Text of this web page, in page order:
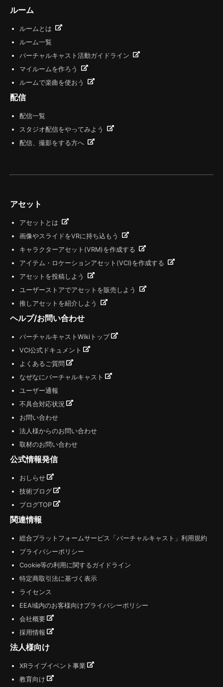
ルーム
ルームとは
ルーム一覧
バーチャルキャスト活動ガイドライン
マイルームを作ろう
ルームで楽曲を使おう
配信
配信一覧
スタジオ配信をやってみよう
配信、撮影をする方へ
アセット
アセットとは
画像やスライドをVRに持ち込もう
キャラクターアセット(VRM)を作成する
アイテム・ロケーションアセット(VCI)を作成する
アセットを投稿しよう
ユーザーストアでアセットを販売しよう
推しアセットを紹介しよう
ヘルプ/お問い合わせ
バーチャルキャストWikiトップ
VCI公式ドキュメント
よくあるご質問
なぜなにバーチャルキャスト
ユーザー通報
不具合対応状況
お問い合わせ
法人様からのお問い合わせ
取材のお問い合わせ
公式情報発信
おしらせ
技術ブログ
ブログTOP
関連情報
総合プラットフォームサービス「バーチャルキャスト」利用規約
プライバシーポリシー
Cookie等の利用に関するガイドライン
特定商取引法に基づく表示
ライセンス
EEA域内のお客様向けプライバシーポリシー
会社概要
採用情報
法人様向け
XRライブイベント事業
教育向け